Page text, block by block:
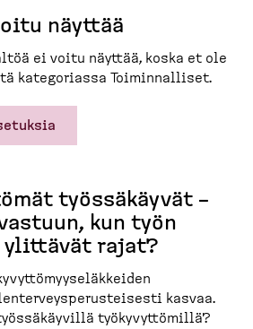
näyttää
ei voitu näyttää, koska et ole
katego­riassa Toimin­nalliset.
työssä­käyvät –
kun työn
ylittävät rajat?
kasvaa.
työkyvyt­tömillä?